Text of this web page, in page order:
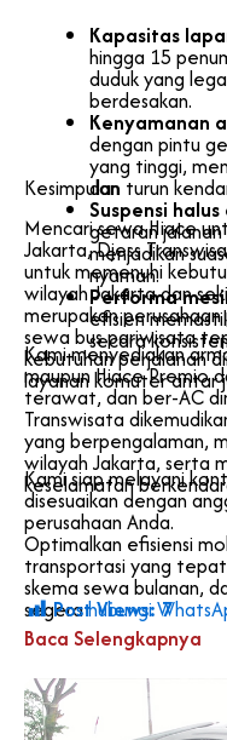
Kapasitas
hingga 15
duduk yang
berdesakan.
Kenyamanan
dengan pintu
yang tinggi,
dan turun
Suspensi
getaran
menjadikan
nyaman.
Performa
efisien
secara
Kesimpulan
Mencari sewa Hiace
Jakarta, Djess
untuk memenuhi
wilayah Jakarta dan
merupakan
sewa bus pariwisata
kebutuhan perjalanan
layanan komuter antar
Kami menyediakan
maupun Hiace Premio
terawat, dan ber-AC
Transwisata
yang berpengalaman,
wilayah Jakarta, serta
keselamatan
Kami siap melayani
disesuaikan dengan
perusahaan Anda.
Optimalkan efisiensi
transportasi yang
skema sewa bulanan,
segerahubungi
Post Views: 7
Baca Selengkapnya